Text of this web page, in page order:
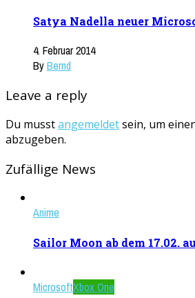
Satya Nadella neuer
4. Februar 2014
ByBernd
Leave a reply
Du musstangemeldetsein, um
abzugeben.
Zufällige News
Anime
Sailor Moon ab dem 17.02.
MicrosoftXbox One